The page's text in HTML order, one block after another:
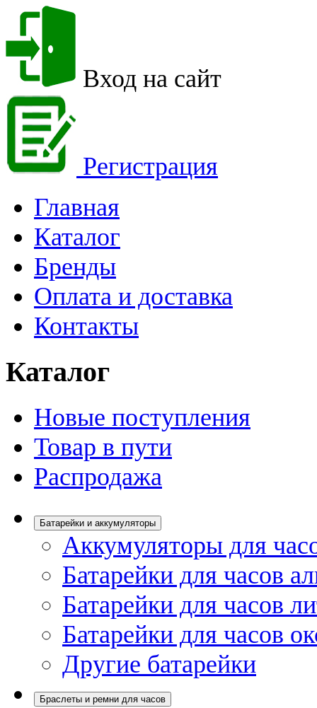
Вход на сайт
Регистрация
Главная
Каталог
Бренды
Оплата и доставка
Контакты
Каталог
Новые поступления
Товар в пути
Распродажа
Батарейки и аккумуляторы
Аккумуляторы для
Батарейки для часов
Батарейки для часов
Батарейки для часов
Другие батарейки
Браслеты и ремни для часов